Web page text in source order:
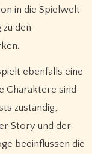
in die Spielwelt
den
ebenfalls eine
Charaktere sind
zuständig,
Story und der
beeinflussen die